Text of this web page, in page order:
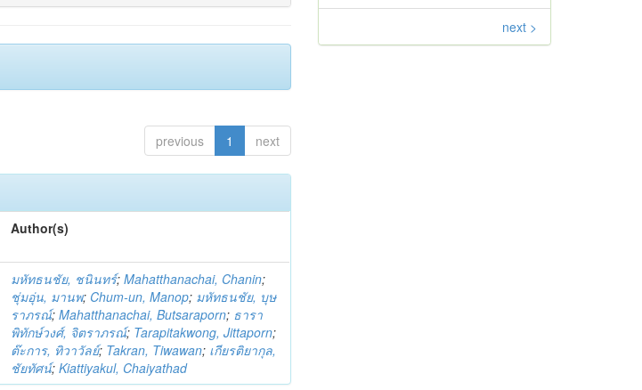
previous 1 next
Author(s)
มหัทธนชัย, ชนินทร์;Mahatthanachai, Chanin;
ชุ่มอุ่น, มานพ; Chum-un, Manop; มหัทธนชัย, บุษ
ราภรณ์;Mahatthanachai, Butsaraporn; ธารา
พิทักษ์วงศ์, จิตราภรณ์; Tarapitakwong, Jittaporn;
ต๊ะการ, ทิวาวัลย์; Takran, Tiwawan; เกียรติยากุล,
ชัยทัศน์;Kiattiyakul, Chaiyathad
next >